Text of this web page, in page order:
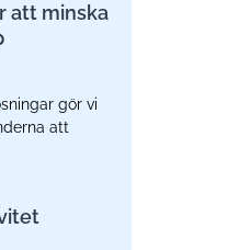
att minska
gör vi
att